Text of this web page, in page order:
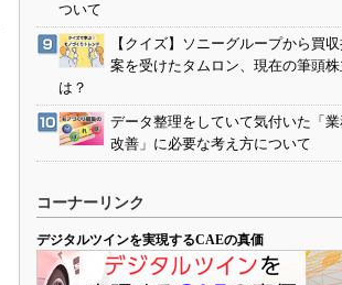
ついて
【クイズ】ソニーグループから買収
案を受けたタムロン、現在の筆頭株
は？
データ整理をしていて気付いた「
改善」に必要な考え方について
コーナーリンク
デジタルツインを実現するCAEの真価